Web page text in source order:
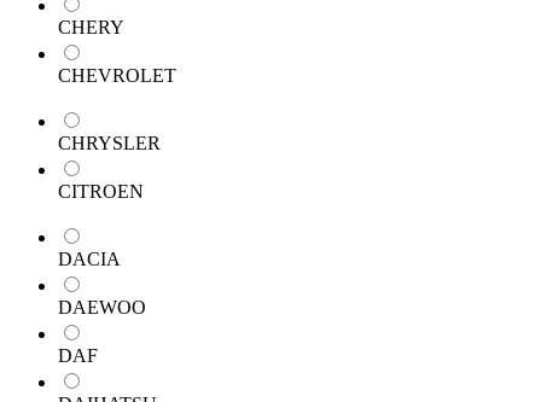
CHERY
CHEVROLET
CHRYSLER
CITROEN
DACIA
DAEWOO
DAF